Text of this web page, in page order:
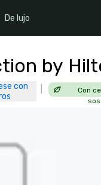
De lujo
by
con
Con